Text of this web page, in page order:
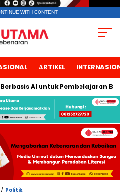
WITH CONTENT
ARTIKEL
AI untuk Pembelajaran
/ Politik